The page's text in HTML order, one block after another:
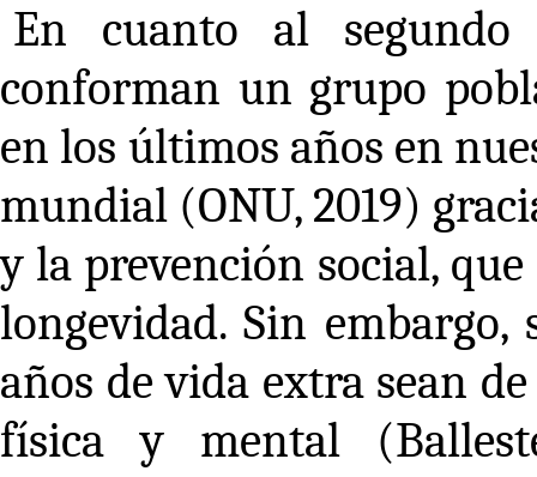
En cuanto al segundo
conforman un grupo
en los últimos años en
mundial (ONU, 2019)
y la prevención social,
longevidad. Sin
años de vida extra sean
física y mental